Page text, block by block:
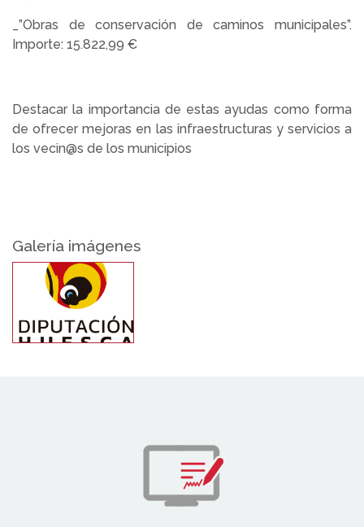
_”Obras de conservación de caminos municipales”.
Importe: 15.822,99 €
Destacar la importancia de estas ayudas como forma
de ofrecer mejoras en las infraestructuras y servicios a
los vecin@s de los municipios
Galería imágenes